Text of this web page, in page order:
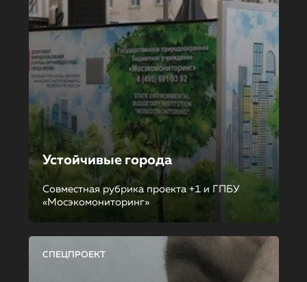
Устойчивые города
Совместная рубрика проекта +1 и ГПБУ
«Мосэкомониторинг»
СПЕЦПРОЕКТ